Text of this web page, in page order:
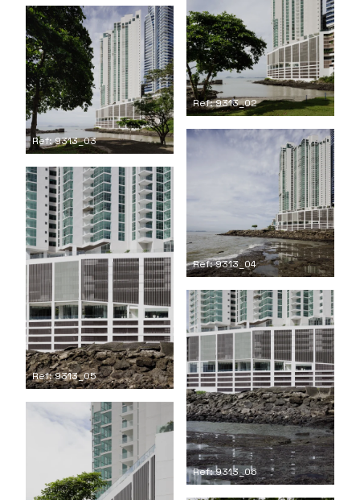
Ref: 9313_02
Ref: 9313_03
Ref: 9313_04
Ref: 9313_05
Ref: 9313_06